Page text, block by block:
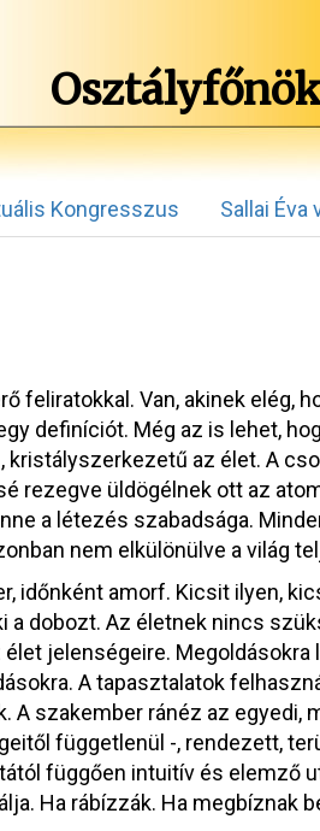
Kongresszus Sallai Éva
feliratokkal. Van, akinek elég,
definíciót. Még az is lehet,
kristályszerkezetű az élet. A
rezegve üldögélnek ott az
a létezés szabadsága.
nem elkülönülve a világ
időnként amorf. Kicsit ilyen,
dobozt. Az életnek nincs
jelenségeire. Megoldásokra
A tapasztalatok
szakember ránéz az egyedi,
függetlenül -, rendezett,
függően intuitív és elemző
Ha rábízzák. Ha megbíznak